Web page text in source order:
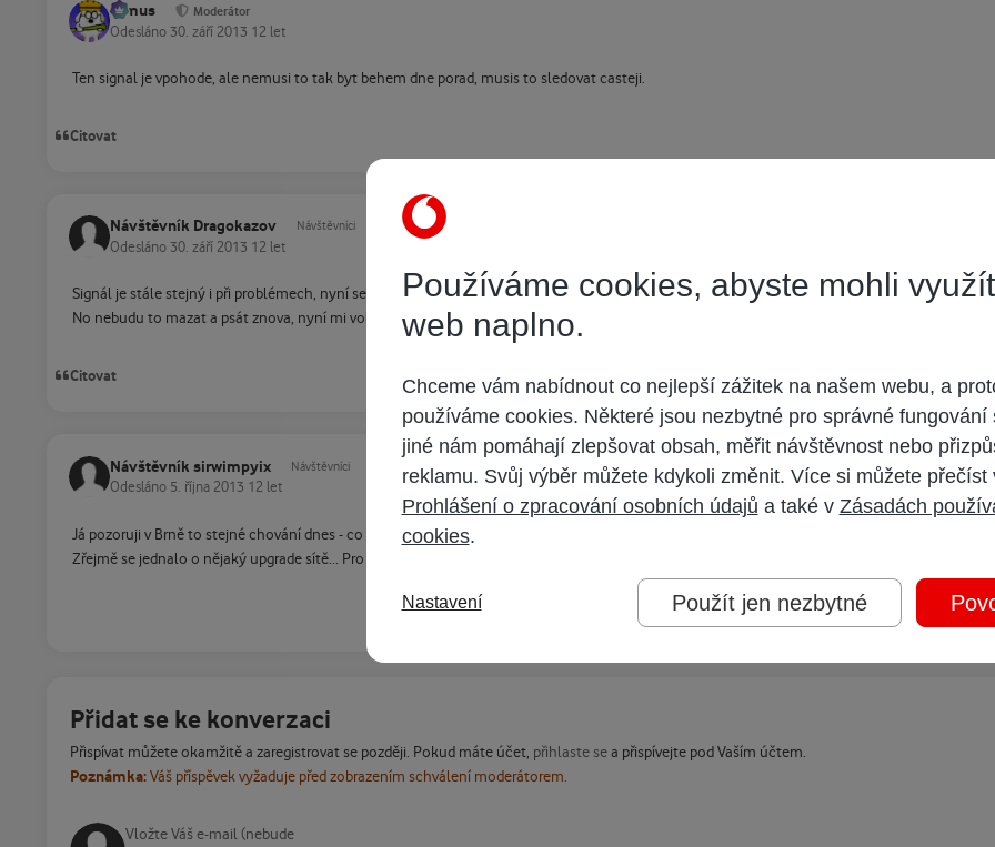
tomus Moderátor
Odesláno 30. září 2013 12 let
Ten signal je vpohode, ale nemusi to tak byt behem dne porad, musis to sledovat casteji.
Citovat
Návštěvník Dragokazov Návštěvníci
Odesláno 30. září 2013 12 let
Signál je stále stejný i při problémech, nyní se to po skoro 24h problémů rozjelo, ale je otázkou na jak dlouho. Zítra by měli vyměnit modem.
No nebudu to mazat a psát znova, nyní mi volalo UPC, že prý problém našli byla "zarušená frekvence na hlavní stanici", takže výměna
Citovat
Návštěvník sirwimpyix Návštěvníci
Odesláno 5. října 2013 12 let
Já pozoruji v Brně to stejné chování dnes - co pár minut kompletní výpadky na 4-6 sec., ping lokálně OK, do Internetu však 100% ztráta.
Zřejmě se jednalo o nějaký upgrade sítě... Pro doplnění mám Cisco EPC3212.
Přidat se ke konverzaci
Přispívat můžete okamžitě a zaregistrovat se později. Pokud máte účet, přihlaste sea přispívejte pod Vaším účtem.
Poznámka:Váš příspěvek vyžaduje před zobrazením schválení moderátorem.
Používáme cookies, abyste mohli
web naplno.
Chceme vám nabídnout co nejlepší zážitek na našem webu, a
používáme cookies. Některé jsou nezbytné pro správné fungování
jiné nám pomáhají zlepšovat obsah, měřit návštěvnost nebo
reklamu. Svůj výběr můžete kdykoli změnit. Více si můžete
Prohlášení o zpracování osobních údajů a také v Zásadách
cookies.
Použít jen nezbytné
Nastavení